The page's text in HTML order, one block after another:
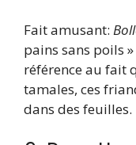
Fait amusant:
pains sans poils
référence au fait
tamales, ces
dans des feuilles.